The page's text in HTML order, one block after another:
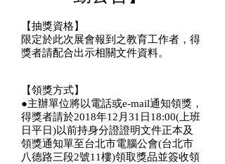
【抽獎資格】
限定於此次展會報到之教育工作者，得
獎者請配合出示相關文件資料。
【領獎方式】
●主辦單位將以電話或e-mail通知領獎，
得獎者請於2018年12月31日18:00(上班
日平日)以前持身分證證明文件正本及
領獎通知單至台北市電腦公會(台北市
八德路三段2號11樓)領取獎品並簽收領